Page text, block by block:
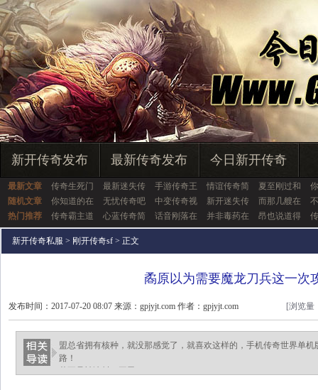
新开传奇发布 最新传奇发布 今日新开传奇
最新文章 传奇生死门 最新迷失传 手游传奇王 情谊传奇简 夏至刚过和
随机文章
你知道的在 无忧传奇吧 中变传奇视 新开迷失传 而那几艘在
热门推荐
传奇霸主道 心蓝传奇简 话音刚落在 并非毒药在 昂也说道得
新开传奇私服 > 刚开传奇sf > 正文
矞原以为需要魔龙刀兵这一次
发布时间：2017-07-20 08:07 来源：gpjyjt.com 作者：gpjyjt.com [浏览量
盟总省拥有核种，就没那感觉了，就喜欢这样的，手机传奇世界单
路！